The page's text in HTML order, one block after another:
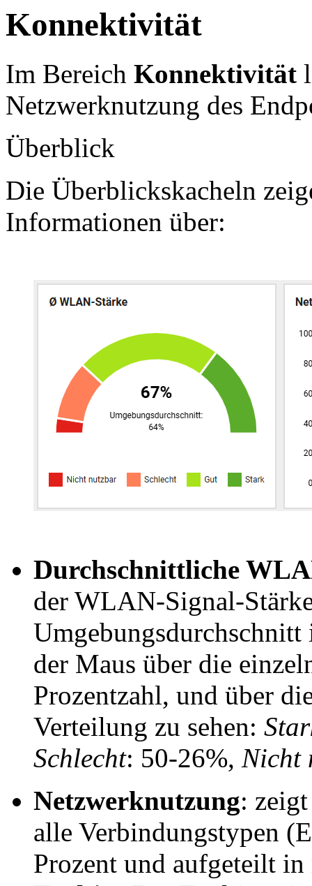
Konnektivität
Im Bereich Konnektivität
Netzwerknutzung des
Überblick
Die Überblickskacheln
Informationen über:
Durchschnittliche
der WLAN-Signal-
der Maus über die
Prozentzahl, und über
Verteilung zu sehen:
Schlecht: 50-26%, Nicht
Netzwerknutzung:
alle Verbindungstypen
Prozent und aufgeteilt